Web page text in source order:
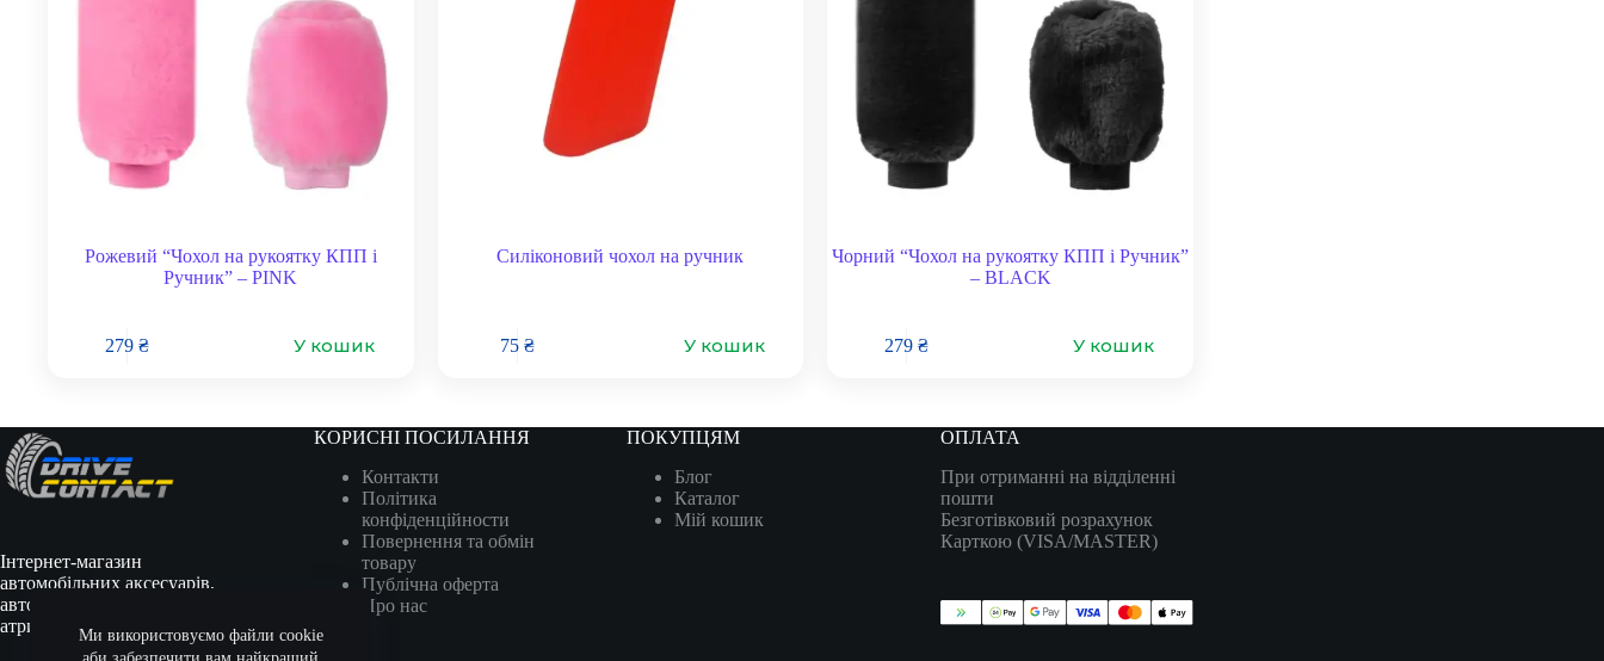
Ми використовуємо файли cookie
Рожевий “Чохол на рукоятку КПП і
Ручник” – PINK
279₴ У кошик
Силіконовий чохол на ручник
75 ₴ У кошик
Чорний “Чохол на рукоятку КПП і Ручник”
– BLACK
279₴ У кошик
Інтернет-магазин
автомобільних аксесуарів,
автотоварів, гоночної
атрибутики та сувенірів.
КОРИСНІ ПОСИЛАННЯ
Контакти
Політика
конфіденційности
Повернення та обмін
товару
Публічна оферта
Про нас
ПОКУПЦЯМ
Блог
Каталог
Мій кошик
ОПЛАТА
При отриманні на відділенні
пошти
Безготівковий розрахунок
Карткою (VISA/MASTER)